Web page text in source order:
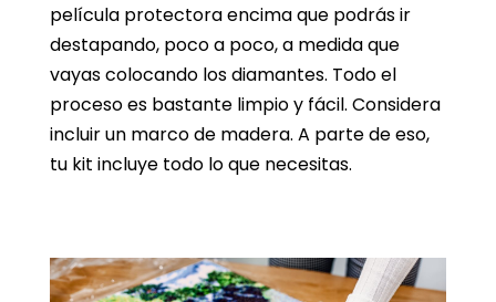
película protectora encima que podrás ir
destapando, poco a poco, a medida que
vayas colocando los diamantes. Todo el
proceso es bastante limpio y fácil. Considera
incluir un marco de madera. A parte de eso,
tu kit incluye todo lo que necesitas.